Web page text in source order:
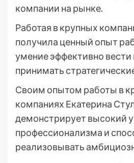
компании на рынке.
Работая в крупных
получила ценный опыт
умение эффективно вести
принимать
Своим опытом работы в
компаниях Екатерина
демонстрирует высокий
профессионализма и
реализовывать